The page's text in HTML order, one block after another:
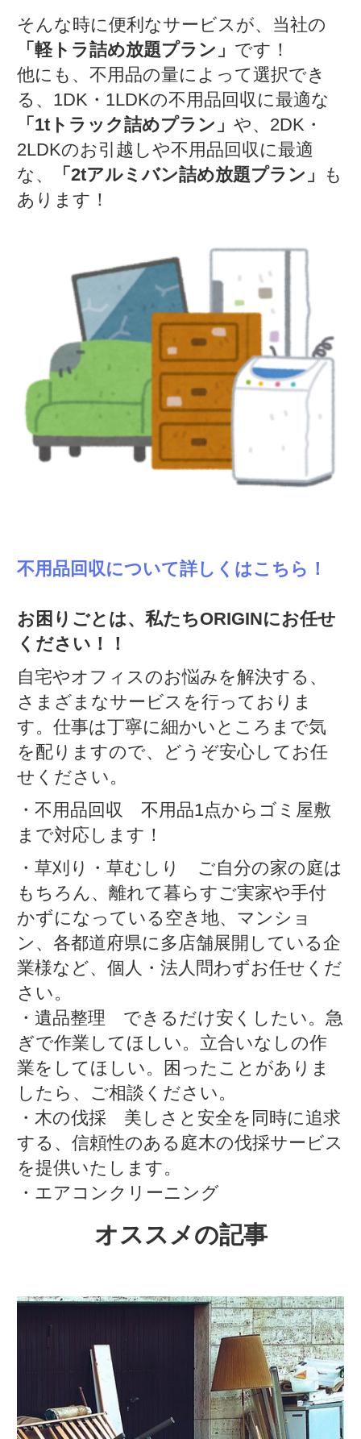
そんな時に便利なサービスが、当社の
「軽トラ詰め放題プラン」 です！
他にも、不用品の量によって選択でき
る、1DK・1LDKの不用品回収に最適な
「1tトラック詰めプラン」や、2DK・
2LDKのお引越しや不用品回収に最適
な、
「2tアルミバン詰め放題プラン」
も
あります！
不用品回収について詳しくはこちら！
お困りごとは、私たちORIGINにお任せ
ください！！
自宅やオフィスのお悩みを解決する、
さまざまなサービスを行っておりま
す。仕事は丁寧に細かいところまで気
を配りますので、どうぞ安心してお任
せください。
・不用品回収 不用品1点からゴミ屋敷
まで対応します！
・草刈り・草むしり ご自分の家の庭は
もちろん、離れて暮らすご実家や手付
かずになっている空き地、マンショ
ン、各都道府県に多店舗展開している企
業様など、個人・法人問わずお任せくだ
さい。
・遺品整理 できるだけ安くしたい。急
ぎで作業してほしい。立合いなしの作
業をしてほしい。困ったことがありま
したら、ご相談ください。
・木の伐採 美しさと安全を同時に追求
する、信頼性のある庭木の伐採サービス
を提供いたします。
・エアコンクリーニング
オススメの記事